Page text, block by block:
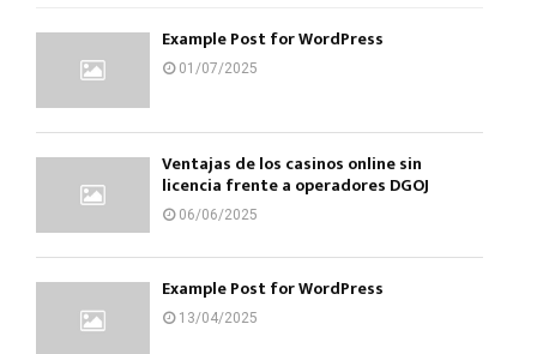
Example Post for WordPress
01/07/2025
Ventajas de los casinos online sin
licencia frente a operadores DGOJ
06/06/2025
Example Post for WordPress
13/04/2025